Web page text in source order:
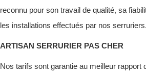
reconnu pour son travail de qualité, sa
les installations effectués par nos serruriers.
ARTISAN SERRURIER PAS CHER
Nos tarifs sont garantie au meilleur rapport